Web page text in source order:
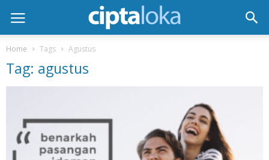
Home Tags Agustus
Tag: agustus